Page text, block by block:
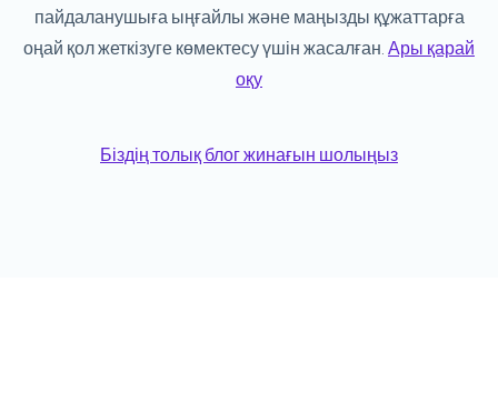
пайдаланушыға ыңғайлы және маңызды құжаттарға
оңай қол жеткізуге көмектесу үшін жасалған.Ары қарай
оқу
Біздің толық блог жинағын шолыңыз